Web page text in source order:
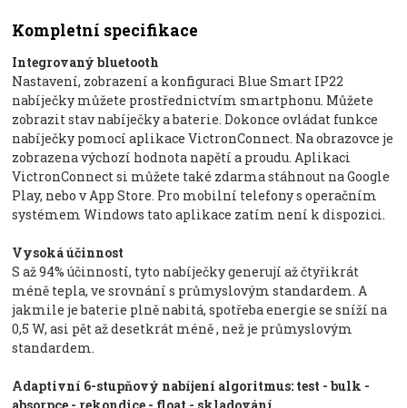
Kompletní specifikace
Integrovaný bluetooth
Nastavení, zobrazení a konfiguraci Blue Smart IP22
nabíječky můžete prostřednictvím smartphonu. Můžete
zobrazit stav nabíječky a baterie. Dokonce ovládat funkce
nabíječky pomocí aplikace VictronConnect. Na obrazovce je
zobrazena výchozí hodnota napětí a proudu. Aplikaci
VictronConnect si můžete také zdarma stáhnout na Google
Play, nebo v App Store. Pro mobilní telefony s operačním
systémem Windows tato aplikace zatím není k dispozici.
Vysoká účinnost
S až 94% účinností, tyto nabíječky generují až čtyřikrát
méně tepla, ve srovnání s průmyslovým standardem. A
jakmile je baterie plně nabitá, spotřeba energie se sníží na
0,5 W, asi pět až desetkrát méně , než je průmyslovým
standardem.
Adaptivní 6-stupňový nabíjení algoritmus: test - bulk -
absorpce - rekondice - float - skladování